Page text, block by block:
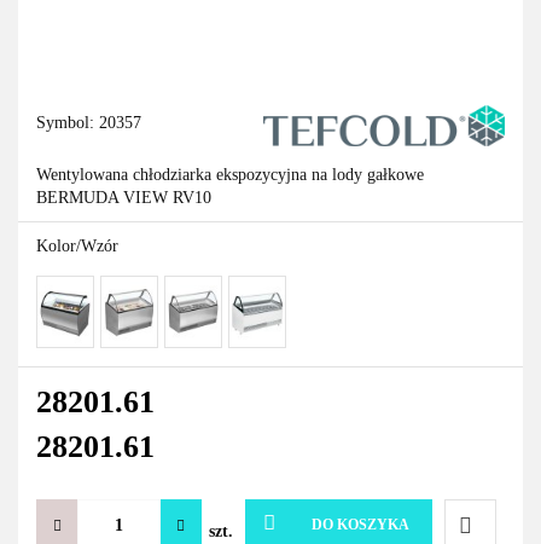
Symbol: 20357
Wentylowana chłodziarka ekspozycyjna na lody gałkowe
BERMUDA VIEW RV10
Kolor/Wzór
28201.61
28201.61
szt. DO KOSZYKA